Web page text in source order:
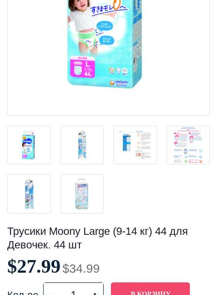
Трусики Moony Large (9-14 кг) 44 для
Девочек. 44 шт
$27.99$34.99